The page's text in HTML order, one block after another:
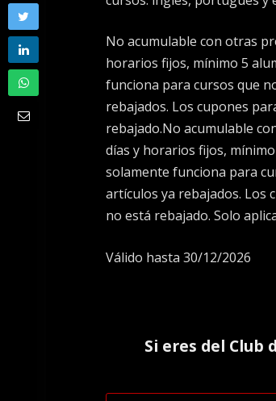
No acumulable con otras
horarios fijos, mínimo 5
funciona para cursos que
rebajados. Los cupones
rebajado.No acumulable
días y horarios fijos,
solamente funciona para
artículos ya rebajados. Los
no está rebajado. Solo
Válido hasta 30/12/2026
Si eres del Club